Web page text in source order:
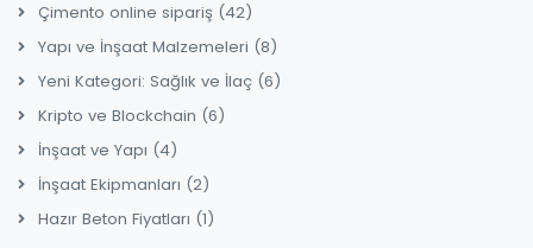
Çimento online sipariş (42)
Yapı ve İnşaat Malzemeleri (8)
Yeni Kategori: Sağlık ve İlaç (6)
Kripto ve Blockchain (6)
İnşaat ve Yapı (4)
İnşaat Ekipmanları (2)
Hazır Beton Fiyatları (1)